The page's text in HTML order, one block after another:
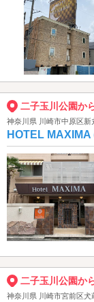
二子玉川公園か
神奈川県 川崎市中原区新
HOTEL
二子玉川公園か
神奈川県 川崎市宮前区犬